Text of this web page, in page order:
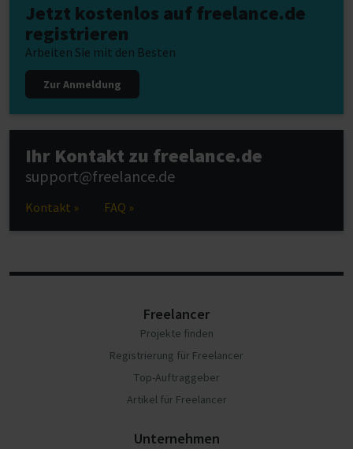
Jetzt kostenlos auf freelance.de
registrieren
Arbeiten Sie mit den Besten
Zur Anmeldung
Ihr Kontakt zu freelance.de
support@freelance.de
Kontakt » FAQ »
Freelancer
Projekte finden
Registrierung für Freelancer
Top-Auftraggeber
Artikel für Freelancer
Unternehmen